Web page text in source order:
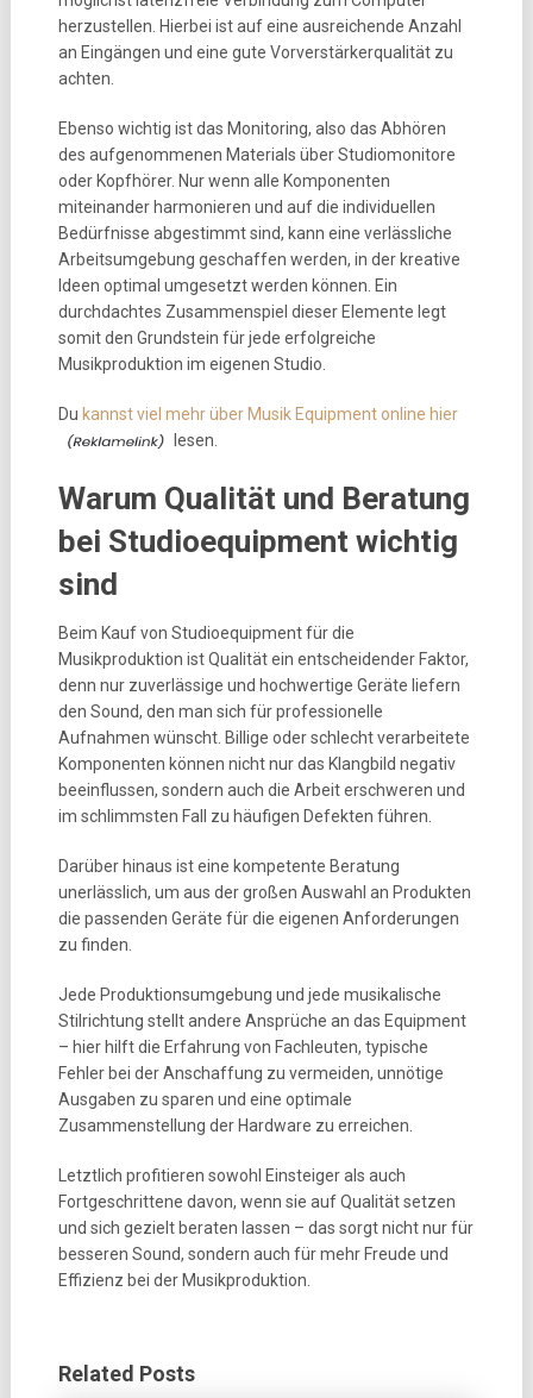
herzustellen. Hierbei ist auf eine ausreichende Anzahl
an Eingängen und eine gute Vorverstärkerqualität zu
achten.
Ebenso wichtig ist das Monitoring, also das Abhören
des aufgenommenen Materials über Studiomonitore
oder Kopfhörer. Nur wenn alle Komponenten
miteinander harmonieren und auf die individuellen
Bedürfnisse abgestimmt sind, kann eine verlässliche
Arbeitsumgebung geschaffen werden, in der kreative
Ideen optimal umgesetzt werden können. Ein
durchdachtes Zusammenspiel dieser Elemente legt
somit den Grundstein für jede erfolgreiche
Musikproduktion im eigenen Studio.
Du kannst viel mehr über Musik Equipment online hier
lesen.
Warum Qualität und Beratung
bei Studioequipment wichtig
sind
Beim Kauf von Studioequipment für die
Musikproduktion ist Qualität ein entscheidender Faktor,
denn nur zuverlässige und hochwertige Geräte liefern
den Sound, den man sich für professionelle
Aufnahmen wünscht. Billige oder schlecht verarbeitete
Komponenten können nicht nur das Klangbild negativ
beeinflussen, sondern auch die Arbeit erschweren und
im schlimmsten Fall zu häufigen Defekten führen.
Darüber hinaus ist eine kompetente Beratung
unerlässlich, um aus der großen Auswahl an Produkten
die passenden Geräte für die eigenen Anforderungen
zu finden.
Jede Produktionsumgebung und jede musikalische
Stilrichtung stellt andere Ansprüche an das Equipment
– hier hilft die Erfahrung von Fachleuten, typische
Fehler bei der Anschaffung zu vermeiden, unnötige
Ausgaben zu sparen und eine optimale
Zusammenstellung der Hardware zu erreichen.
Letztlich profitieren sowohl Einsteiger als auch
Fortgeschrittene davon, wenn sie auf Qualität setzen
und sich gezielt beraten lassen – das sorgt nicht nur für
besseren Sound, sondern auch für mehr Freude und
Effizienz bei der Musikproduktion.
Related Posts